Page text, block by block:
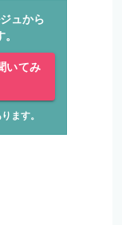
ュから
いてみ
ます。